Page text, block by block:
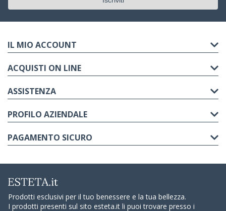
IL MIO ACCOUNT
ACQUISTI ON LINE
ASSISTENZA
PROFILO AZIENDALE
PAGAMENTO SICURO
Prodotti esclusivi per il tuo benessere e la tua bellezza.
I prodotti presenti sul sito esteta.it li puoi trovare presso i